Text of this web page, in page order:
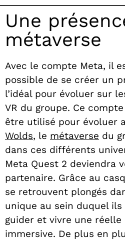
Une
métaverse
Avec le compte Meta, il
possible de se créer un
l’idéal pour évoluer sur
VR du groupe. Ce
être utilisé pour évoluer
Wolds, le métaverse du
dans ces différents
Meta Quest 2 deviendra
partenaire. Grâce au
se retrouvent plongés
unique au sein duquel
guider et vivre une réelle
immersive. De plus en